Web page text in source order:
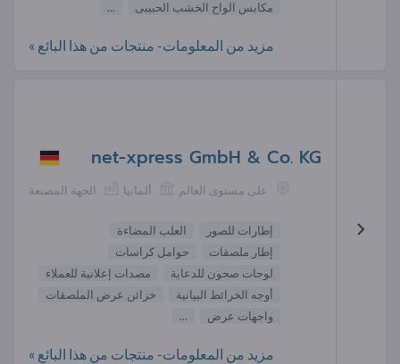
مكابس الواح الخشب الحبيبى
...
مزيد من المعلومات- منتجات من هذا البائع »
net-xpress GmbH & Co. KG
الجهة المصنعة ألمانيا على مستوى العالم
إطارات للصور
العلب المضاءة
إطار ملصقات
حوامل كراسات
لوحات صحون للدعاية
مصدات إعلانية للعملاء
أوجه الخرائط البيانية
خزائن عرض الملصقات
واجهات عرض
...
مزيد من المعلومات- منتجات من هذا البائع »